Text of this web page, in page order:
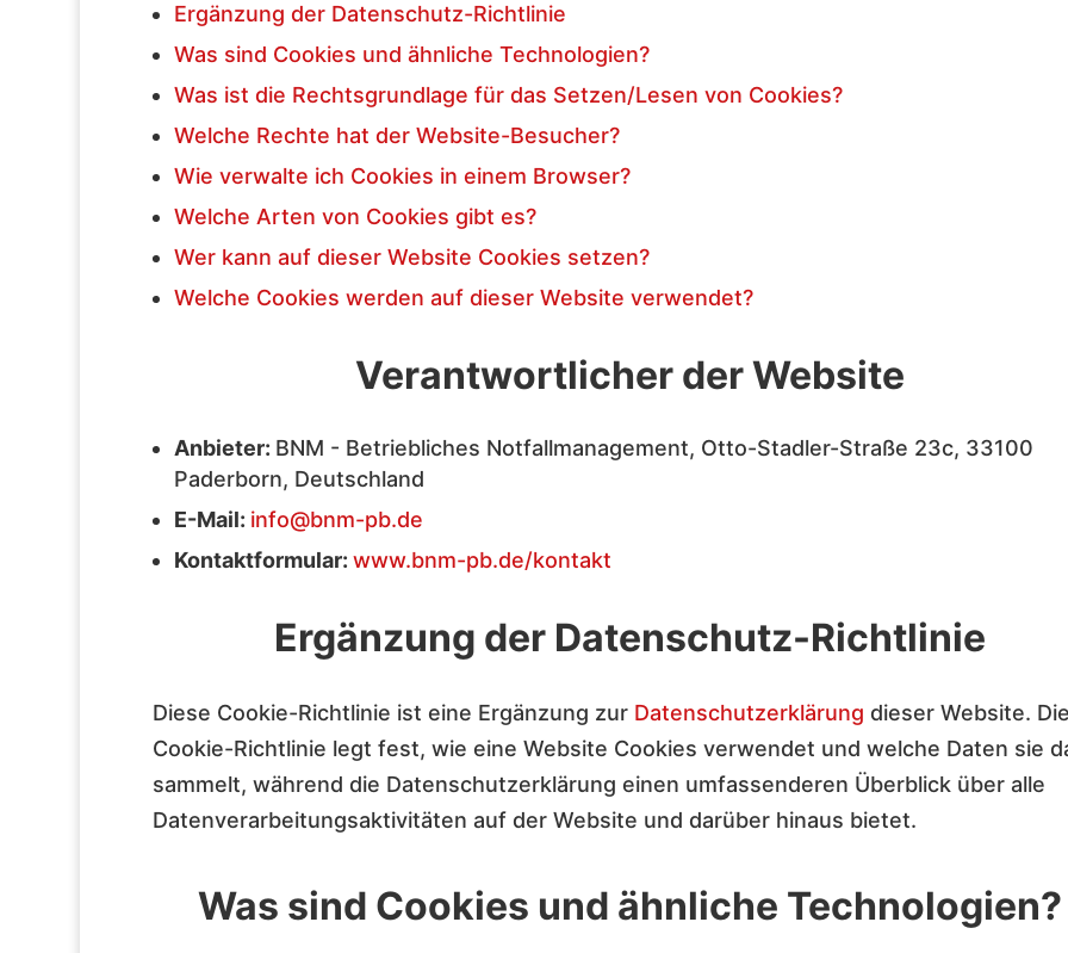
Ergänzung der Datenschutz-Richtlinie
Was sind Cookies und ähnliche Technologien?
Was ist die Rechtsgrundlage für das Setzen/Lesen von Cookies?
Welche Rechte hat der Website-Besucher?
Wie verwalte ich Cookies in einem Browser?
Welche Arten von Cookies gibt es?
Wer kann auf dieser Website Cookies setzen?
Welche Cookies werden auf dieser Website verwendet?
Verantwortlicher der Website
Anbieter: BNM - Betriebliches Notfallmanagement, Otto-Stadler-Straße 23c, 33100
Paderborn, Deutschland
E-Mail: info@bnm-pb.de
Kontaktformular: www.bnm-pb.de/kontakt
Ergänzung der Datenschutz-Richtlinie
Diese Cookie-Richtlinie ist eine Ergänzung zur Datenschutzerklärung dieser Website. Die
Cookie-Richtlinie legt fest, wie eine Website Cookies verwendet und welche Daten sie
sammelt, während die Datenschutzerklärung einen umfassenderen Überblick über alle
Datenverarbeitungsaktivitäten auf der Website und darüber hinaus bietet.
Was sind Cookies und ähnliche Technologien?